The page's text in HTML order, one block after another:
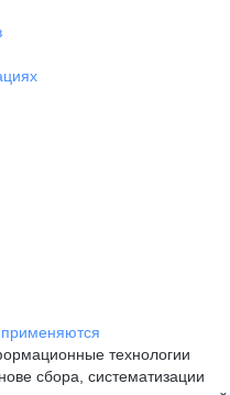
применяются
технологии
сбора, систематизации